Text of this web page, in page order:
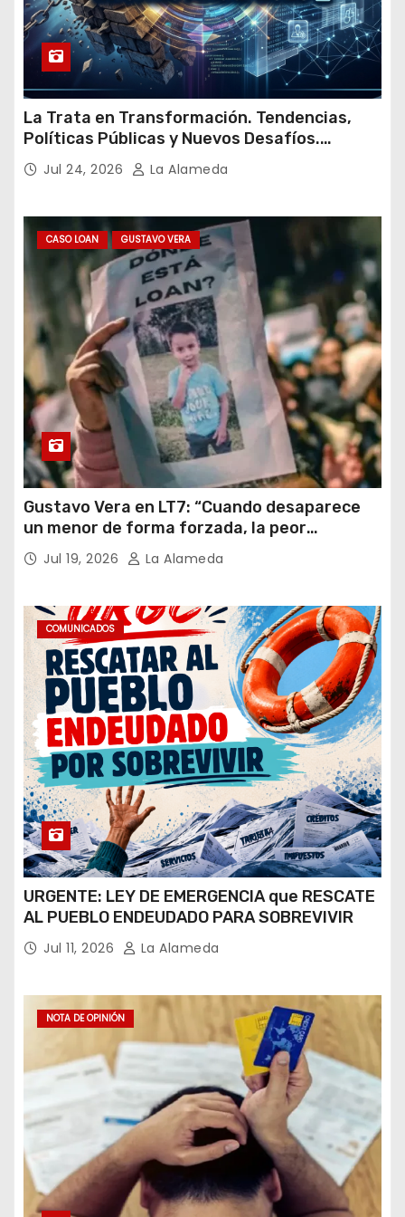
La Trata en Transformación. Tendencias,
Políticas Públicas y Nuevos Desafíos.
Argentina y el Mundo – Julio 2026
Jul 24, 2026 La Alameda
CASO LOAN GUSTAVO VERA
Gustavo Vera en LT7: “Cuando desaparece
un menor de forma forzada, la peor
hipótesis es trata, y así debe seguir
caratulado el caso Loan”
Jul 19, 2026 La Alameda
COMUNICADOS
URGENTE: LEY DE EMERGENCIA que RESCATE
AL PUEBLO ENDEUDADO PARA SOBREVIVIR
Jul 11, 2026 La Alameda
NOTA DE OPINIÓN